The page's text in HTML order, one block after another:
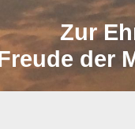
Zur
der